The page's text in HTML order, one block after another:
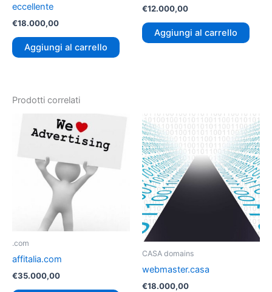
eccellente
€18.000,00
Aggiungi al carrello
€12.000,00
Aggiungi al carrello
Prodotti correlati
.com
affitalia.com
€35.000,00
CASA domains
webmaster.casa
€18.000,00